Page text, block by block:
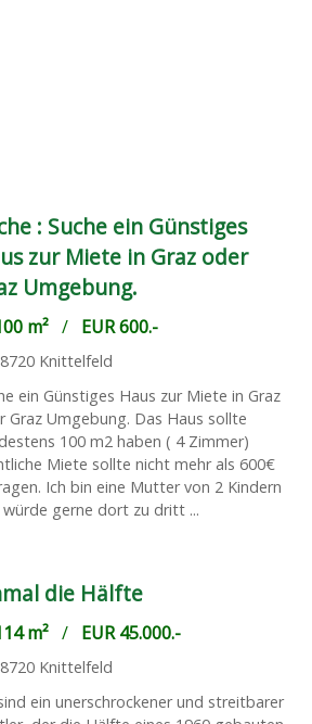
: Suche ein Günstiges
zur Miete in Graz oder
Umgebung.
m²/ EUR 600.-
8720 Knittelfeld
ein Günstiges Haus zur Miete in Graz
Graz Umgebung. Das Haus sollte
100 m2 haben ( 4 Zimmer)
Miete sollte nicht mehr als 600€
Ich bin eine Mutter von 2 Kindern
gerne dort zu dritt ...
die Hälfte
m²/ EUR 45.000.-
8720 Knittelfeld
ein unerschrockener und streitbarer